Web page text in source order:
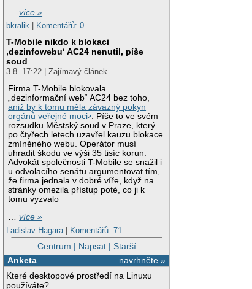
…více »
bkralik
Komentářů: 0
T-Mobile nikdo k blokaci
‚dezinfowebu‘ AC24 nenutil, píše
soud
3.8. 17:22 | Zajímavý článek
Firma T-Mobile blokovala
„dezinformační web“ AC24 bez toho,
aniž by k tomu měla závazný pokyn
orgánů veřejné moci . Píše to ve svém
rozsudku Městský soud v Praze, který
po čtyřech letech uzavřel kauzu blokace
zmíněného webu. Operátor musí
uhradit škodu ve výši 35 tisíc korun.
Advokát společnosti T-Mobile se snažil i
u odvolacího senátu argumentovat tím,
že firma jednala v dobré víře, když na
stránky omezila přístup poté, co ji k
tomu vyzvalo
…více »
Ladislav Hagara | Komentářů: 71
Centrum | Napsat| Starší
navrhněte »
Anketa
Které desktopové prostředí na Linuxu
používáte?